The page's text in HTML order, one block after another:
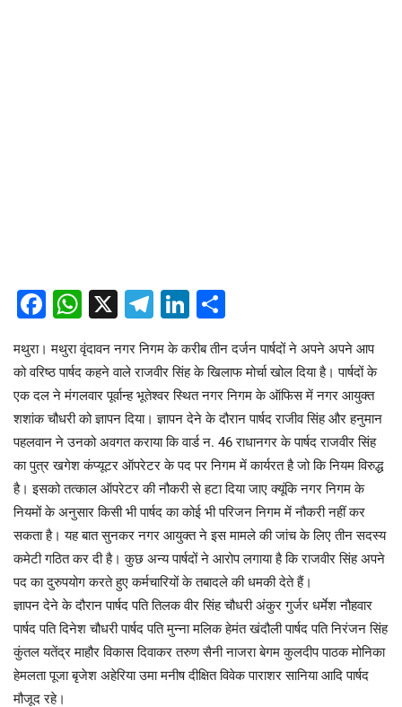
Facebook
WhatsApp
X Telegram
LinkedIn
मथुरा। मथुरा वृंदावन नगर निगम के करीब तीन दर्जन पार्षदों ने अपने अपने आप
को वरिष्ठ पार्षद कहने वाले राजवीर सिंह के खिलाफ मोर्चा खोल दिया है। पार्षदों के
एक दल ने मंगलवार पूर्वान्ह भूतेश्वर स्थित नगर निगम के ऑफिस में नगर आयुक्त
शशांक चौधरी को ज्ञापन दिया। ज्ञापन देने के दौरान पार्षद राजीव सिंह और हनुमान
पहलवान ने उनको अवगत कराया कि वार्ड न. 46 राधानगर के पार्षद राजवीर सिंह
का पुत्र खगेश कंप्यूटर ऑपरेटर के पद पर निगम में कार्यरत है जो कि नियम विरुद्ध
है। इसको तत्काल ऑपरेटर की नौकरी से हटा दिया जाए क्यूंकि नगर निगम के
नियमों के अनुसार किसी भी पार्षद का कोई भी परिजन निगम में नौकरी नहीं कर
सकता है। यह बात सुनकर नगर आयुक्त ने इस मामले की जांच के लिए तीन सदस्य
कमेटी गठित कर दी है। कुछ अन्य पार्षदों ने आरोप लगाया है कि राजवीर सिंह अपने
पद का दुरुपयोग करते हुए कर्मचारियों के तबादले की धमकी देते हैं।
ज्ञापन देने के दौरान पार्षद पति तिलक वीर सिंह चौधरी अंकुर गुर्जर धर्मेश नौहवार
पार्षद पति दिनेश चौधरी पार्षद पति मुन्ना मलिक हेमंत खंदौली पार्षद पति निरंजन सिंह
कुंतल यतेंद्र माहौर विकास दिवाकर तरुण सैनी नाजरा बेगम कुलदीप पाठक मोनिका
हेमलता पूजा बृजेश अहेरिया उमा मनीष दीक्षित विवेक पाराशर सानिया आदि पार्षद
मौजूद रहे।